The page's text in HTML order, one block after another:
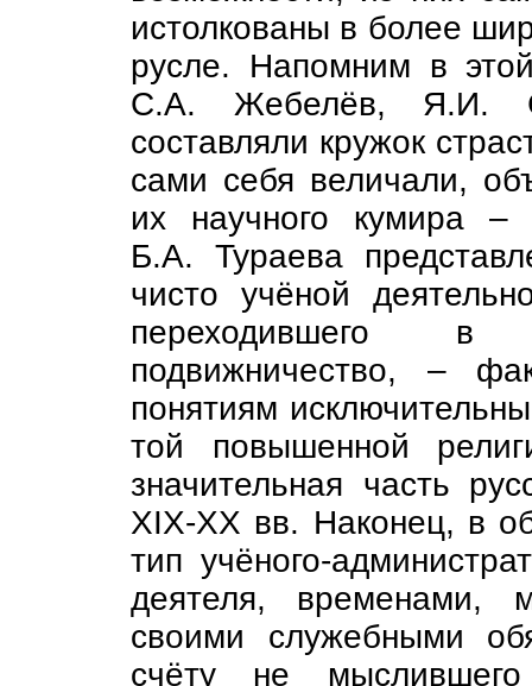
истолкованы в более
русле. Напомним в
С.А. Жебелёв, Я.И.
составляли кружок
сами себя величали,
их научного кумира
Б.А. Тураева
чисто учёной
переходившего в
подвижничество, –
понятиям
той повышенной
значительная часть
XIX-XX вв. Наконец, в
тип учёного-
деятеля, временами,
своими служебными
счёту не